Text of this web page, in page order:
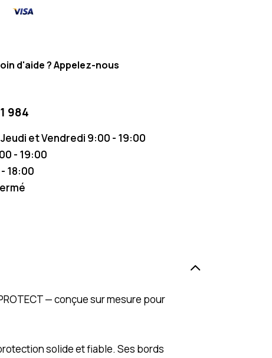
d'aide ? Appelez-nous
984
et Vendredi 9:00 - 19:00
- 19:00
18:00
— conçue sur mesure pour
solide et fiable. Ses bords